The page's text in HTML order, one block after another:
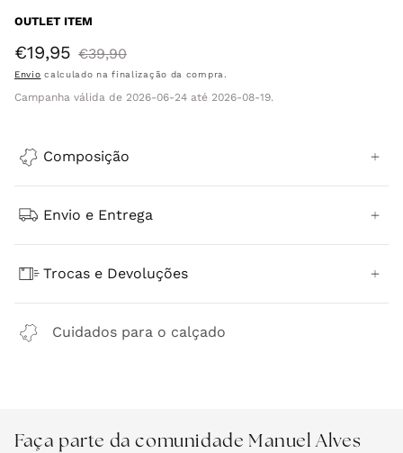
OUTLET ITEM
Preço
de
€19,95 Preço
normal
€39,90
Envio calculado na finalização da compra.
Campanha válida de 2026-06-24 até 2026-08-19.
Composição
Envio e Entrega
Trocas e Devoluções
Cuidados para o calçado
Faça parte da comunidade Manuel Alves